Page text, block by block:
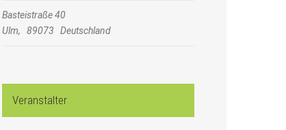
Basteistraße 40
Ulm, 89073 Deutschland
Veranstalter